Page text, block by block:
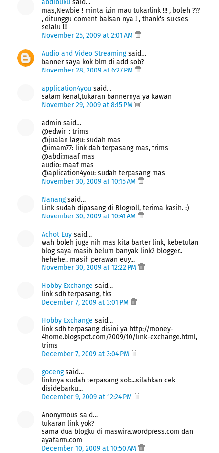
abdibuku said…
mas,Newbie ! minta izin mau tukarlink !!! , boleh ???
, ditunggu coment balsan nya ! , thank's sukses
selalu !!!
November 25, 2009 at 2:01 AM
Audio and Video Streamingsaid…
banner saya kok blm di add sob?
November 28, 2009 at 6:27 PM
application4you said…
salam kenal,tukaran bannernya ya kawan
November 29, 2009 at 8:15 PM
admin said…
@edwin : trims
@jualan lagu: sudah mas
@imam77: link dah terpasang mas, trims
@abdi:maaf mas
audio: maaf mas
@aplication4you: sudah terpasang mas
November 30, 2009 at 10:15 AM
Nanangsaid…
Link sudah dipasang di Blogroll, terima kasih. :)
November 30, 2009 at 10:41 AM
Achot Euy said…
wah boleh juga nih mas kita barter link, kebetulan
blog saya masih belum banyak link2 blogger..
hehehe.. masih perawan euy...
November 30, 2009 at 12:22 PM
Hobby Exchange said…
link sdh terpasang, tks
December 7, 2009 at 3:01 PM
Hobby Exchange said…
link sdh terpasang disini ya http://money-
4home.blogspot.com/2009/10/link-exchange.html,
trims
December 7, 2009 at 3:04 PM
gocengsaid…
linknya sudah terpasang sob...silahkan cek
disidebarku...
December 9, 2009 at 12:24 PM
Anonymous said…
tukaran link yok?
sama dua blogku di maswira.wordpress.com dan
ayafarm.com
December 10, 2009 at 10:50 AM